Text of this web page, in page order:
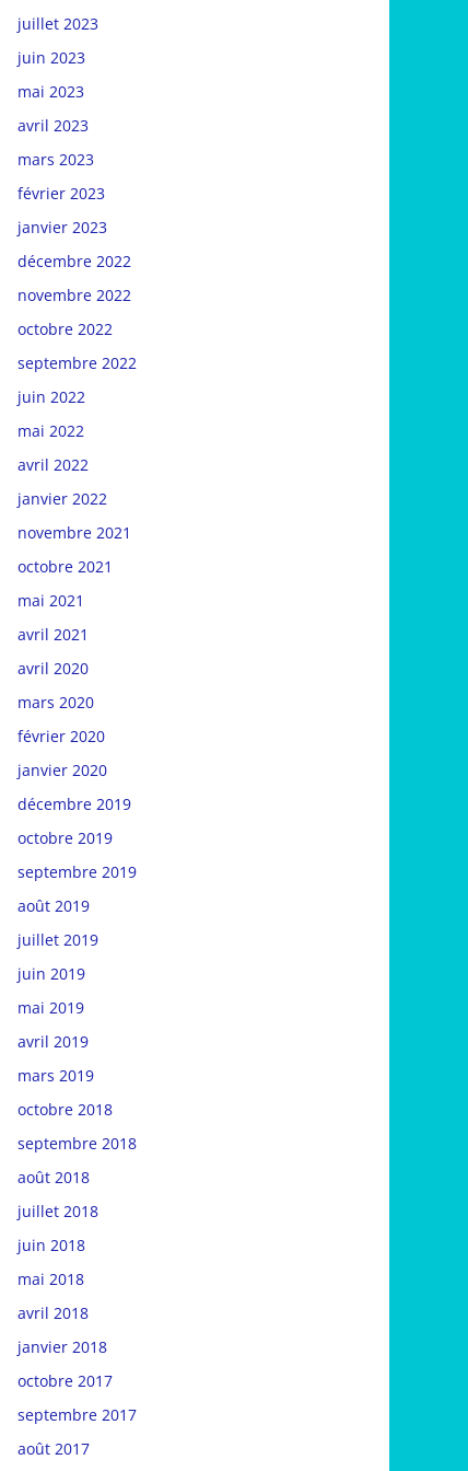
juillet 2023
juin 2023
mai 2023
avril 2023
mars 2023
février 2023
janvier 2023
décembre 2022
novembre 2022
octobre 2022
septembre 2022
juin 2022
mai 2022
avril 2022
janvier 2022
novembre 2021
octobre 2021
mai 2021
avril 2021
avril 2020
mars 2020
février 2020
janvier 2020
décembre 2019
octobre 2019
septembre 2019
août 2019
juillet 2019
juin 2019
mai 2019
avril 2019
mars 2019
octobre 2018
septembre 2018
août 2018
juillet 2018
juin 2018
mai 2018
avril 2018
janvier 2018
octobre 2017
septembre 2017
août 2017